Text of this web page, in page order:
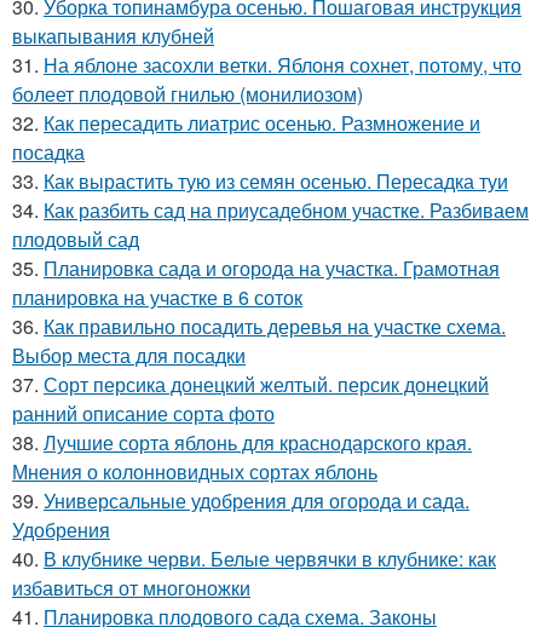
30. Уборка топинамбура осенью. Пошаговая инструкция
выкапывания клубней
31. На яблоне засохли ветки. Яблоня сохнет, потому, что
болеет плодовой гнилью (монилиозом)
32. Как пересадить лиатрис осенью. Размножение и
посадка
33. Как вырастить тую из семян осенью. Пересадка туи
34. Как разбить сад на приусадебном участке. Разбиваем
плодовый сад
35. Планировка сада и огорода на участка. Грамотная
планировка на участке в 6 соток
36. Как правильно посадить деревья на участке схема.
Выбор места для посадки
37. Сорт персика донецкий желтый. персик донецкий
ранний описание сорта фото
38. Лучшие сорта яблонь для краснодарского края.
Мнения о колонновидных сортах яблонь
39. Универсальные удобрения для огорода и сада.
Удобрения
40. В клубнике черви. Белые червячки в клубнике: как
избавиться от многоножки
41. Планировка плодового сада схема. Законы